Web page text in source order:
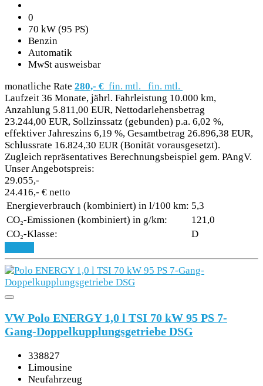
0
70 kW (95 PS)
Benzin
Automatik
MwSt ausweisbar
monatliche Rate 280,- € fin. mtl.
fin. mtl.
Laufzeit 36 Monate, jährl. Fahrleistung 10.000 km,
Anzahlung 5.811,00 EUR, Nettodarlehensbetrag
23.244,00 EUR, Sollzinssatz (gebunden) p.a. 6,02 %,
effektiver Jahreszins 6,19 %, Gesamtbetrag 26.896,38 EUR,
Schlussrate 16.824,30 EUR (Bonität vorausgesetzt).
Zugleich repräsentatives Berechnungsbeispiel gem. PAngV.
Unser Angebotspreis:
29.055,-
24.416,- € netto
Energieverbrauch (kombiniert) in l/100 km: 5,3
CO₂-Emissionen (kombiniert) in g/km:
121,0
CO₂-Klasse:
D
VW Polo ENERGY 1,0 l TSI 70 kW 95 PS 7-
Gang-Doppelkupplungsgetriebe DSG
338827
Limousine
Neufahrzeug